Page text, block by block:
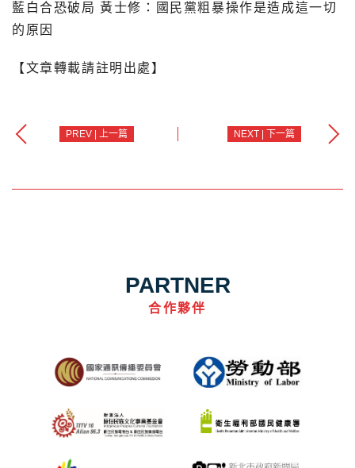
藍白合恐破局 黃士修：國民黨粗暴操作是造成這一切
的原因
【文章轉載請註明出處】
PREV | 上一篇 NEXT | 下一篇
PARTNER
合作夥伴